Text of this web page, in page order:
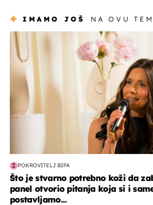
IMAMO JOŠ NA OVU
moda & ljepota
POKROVITELJ BIPA
Što je stvarno potrebno koži da
panel otvorio pitanja koja si i
postavljamo...